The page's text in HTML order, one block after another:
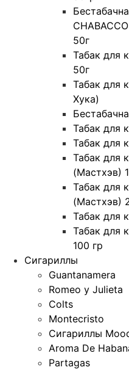
50г
Табак для
50г
Табак для
Хука)
Табак для
Табак для
Табак для
(Мастхэв)
Табак для
(Мастхэв)
Табак для
Табак для
100 гр
Сигариллы
Guantanamera
Romeo y Julieta
Colts
Montecristo
Сигариллы
Aroma De
Partagas